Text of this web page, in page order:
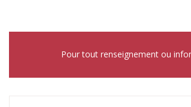
Pour tout renseignement ou